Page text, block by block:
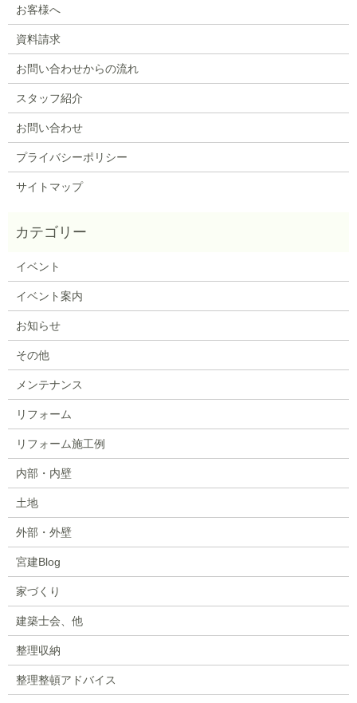
お客様へ
資料請求
お問い合わせからの流れ
スタッフ紹介
お問い合わせ
プライバシーポリシー
サイトマップ
イベント
イベント案内
お知らせ
その他
メンテナンス
リフォーム
リフォーム施工例
内部・内壁
土地
外部・外壁
宮建Blog
家づくり
建築士会、他
整理収納
整理整頓アドバイス